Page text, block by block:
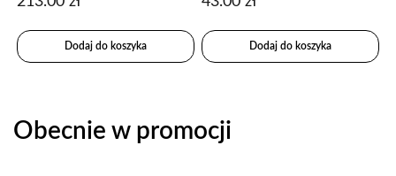
Dodaj do koszyka Dodaj do koszyka
Obecnie w promocji